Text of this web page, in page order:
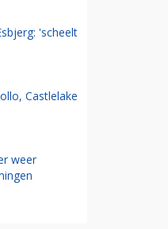
'scheelt
Castlelake
weer